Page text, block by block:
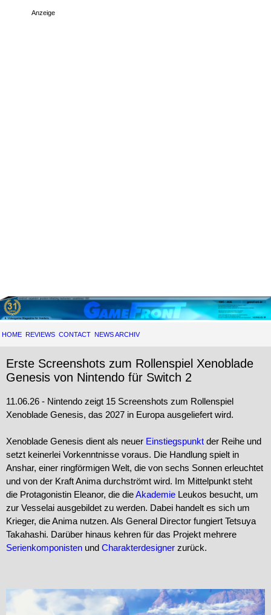
Anzeige
HOME REVIEWS CONTACT NEWS ARCHIV
Erste Screenshots zum Rollenspiel Xenoblade
Genesis von Nintendo für Switch 2
11.06.26 - Nintendo zeigt 15 Screenshots zum Rollenspiel
Xenoblade Genesis, das 2027 in Europa ausgeliefert wird.
Xenoblade Genesis dient als neuer Einstiegspunkt der Reihe und
setzt keinerlei Vorkenntnisse voraus. Die Handlung spielt in
Anshar, einer ringförmigen Welt, die von sechs Sonnen erleuchtet
und von der Kraft Anima durchströmt wird. Im Mittelpunkt steht
die Protagonistin Eleanor, die dieAkademie Leukos besucht, um
zur Vesselai ausgebildet zu werden. Dabei handelt es sich um
Krieger, die Anima nutzen. Als General Director fungiert Tetsuya
Takahashi. Darüber hinaus kehren für das Projekt mehrere
Serienkomponisten und Charakterdesigner zurück.